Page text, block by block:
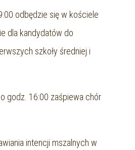
odbędzie się w kościele
dla kandydatów do
szkoły średniej i
godz. 16:00 zaśpiewa chór
intencji mszalnych w